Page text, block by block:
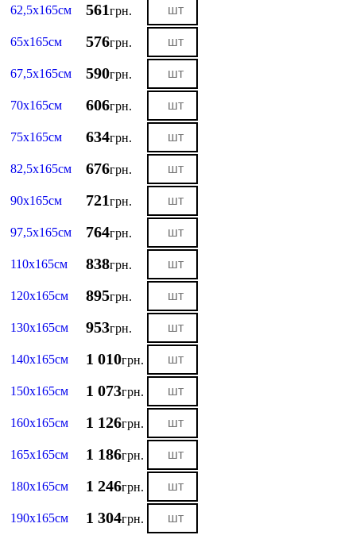
62,5х165см 561грн.
65х165см 576грн.
67,5х165см 590грн.
70х165см 606грн.
75х165см 634грн.
82,5х165см 676грн.
90х165см 721грн.
97,5х165см 764грн.
110х165см 838грн.
120х165см 895грн.
130х165см 953грн.
140х165см 1 010грн.
150х165см 1 073грн.
160х165см 1 126грн.
165х165см 1 186грн.
180х165см 1 246грн.
190х165см 1 304грн.